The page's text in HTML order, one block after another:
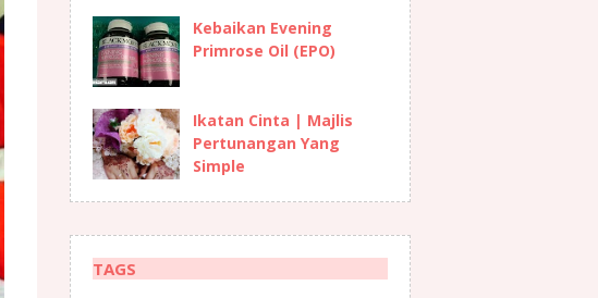
Kebaikan Evening
Primrose Oil (EPO)
Ikatan Cinta | Majlis
Pertunangan Yang
Simple
TAGS